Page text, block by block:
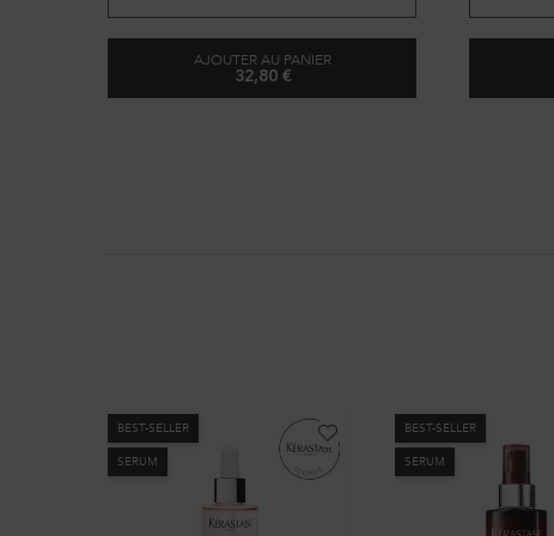
AJOUTER AU PANIER
32,80 €
BEST-SELLER
SERUM
BEST-SELLER
SERUM